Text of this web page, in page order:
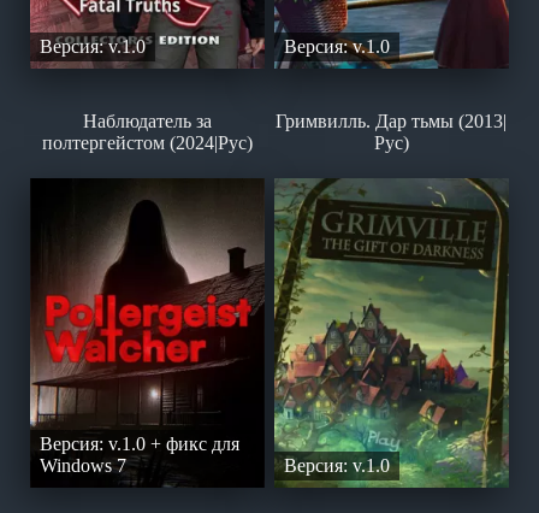
Версия: v.1.0 Версия: v.1.0
Наблюдатель за
полтергейстом (2024|Рус)
Версия: v.1.0 + фикс для
Windows 7
Гримвилль. Дар тьмы (2013|
Рус)
Версия: v.1.0